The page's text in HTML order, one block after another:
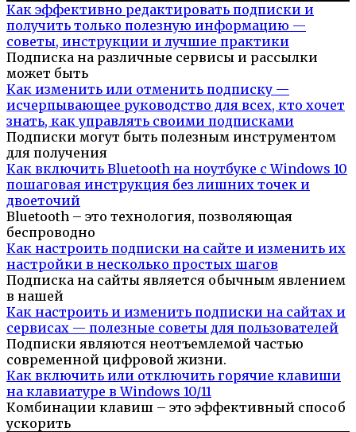
Как эффективно редактировать подписки и
получить только полезную информацию —
советы, инструкции и лучшие практики
Подписка на различные сервисы и рассылки
может быть
Как изменить или отменить подписку —
исчерпывающее руководство для всех, кто хочет
знать, как управлять своими подписками
Подписки могут быть полезным инструментом
для получения
Как включить Bluetooth на ноутбуке с Windows 10
пошаговая инструкция без лишних точек и
двоеточий
Bluetooth – это технология, позволяющая
беспроводно
Как настроить подписки на сайте и изменить их
настройки в несколько простых шагов
Подписка на сайты является обычным явлением
в нашей
Как настроить и изменить подписки на сайтах и
сервисах — полезные советы для пользователей
Подписки являются неотъемлемой частью
современной цифровой жизни.
Как включить или отключить горячие клавиши
на клавиатуре в Windows 10/11
Комбинации клавиш – это эффективный способ
ускорить